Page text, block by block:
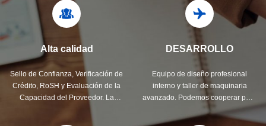
Alta calidad
Sello de Confianza, Verificación de
Crédito, RoSH y Evaluación de la
Capacidad del Proveedor. La
DESARROLLO
Equipo de diseño profesional
interno y taller de maquinaria
avanzado. Podemos cooperar para
desarrollar los productos que
necesita.